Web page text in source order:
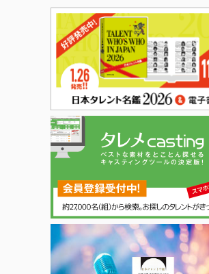
日本タレント名鑑